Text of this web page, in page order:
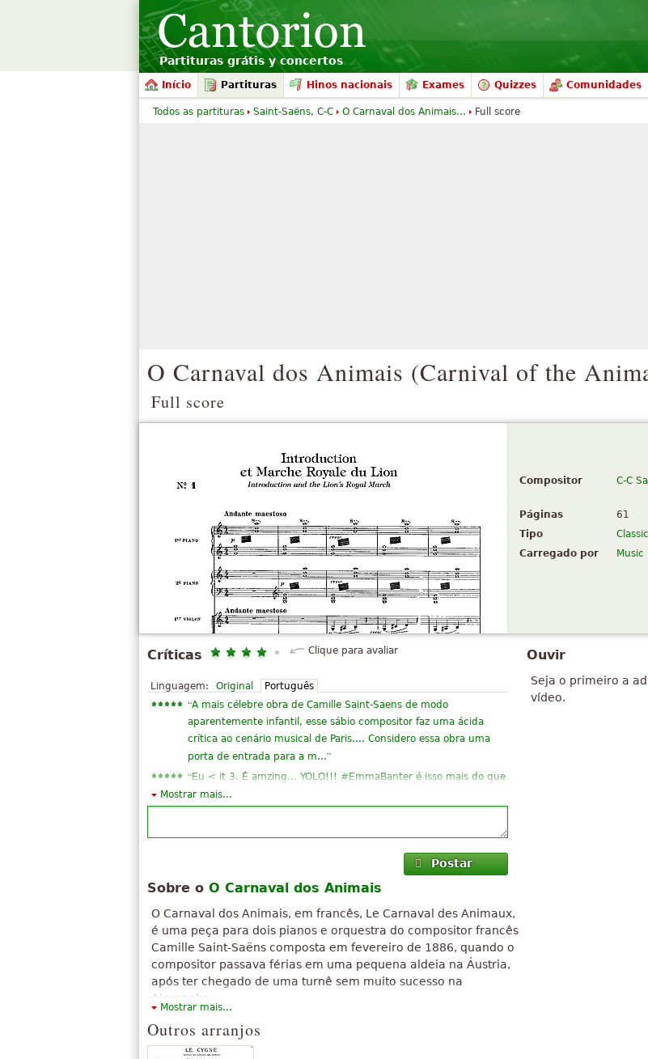
Partituras grátis y concertos
Início Partituras Hinos nacionais Exames Quizzes Comunidades
O Carnaval dos Animais (Carnival of the
Full score
Compositor C-C
Páginas 61
Tipo
Classic
Carregado por
Music
Ouvir
Seja o primeiro a
vídeo.
Críticas Clique para avaliar
Linguagem: Original Português
“A mais célebre obra de Camille Saint-Saens de modo
aparentemente infantil, esse sábio compositor faz uma ácida
crítica ao cenário musical de Paris.... Considero essa obra uma
porta de entrada para a m...”
“Eu < it 3. É amzing... YOLO!!! #EmmaBanter é isso mais do que
10 caracteres ainda? Claro que espero que sim. YOLO
”
Muito bom .... eu acho que o motivo mais conhecido é "O
Aquário" ... não é?”
Faça clique direito -> "salvar destino como". Ele funciona para
mim.”
“Eu não posso fazer o download da partitura!”
“Qualle instrumentos estão soando ”
“Muito demais”
“Trata-sa da pontuação muito agradável!
“mas você ainda pode baixar?
Mostrar mais...
Postar
Sobre o O Carnaval dos Animais
O Carnaval dos Animais, em francês, Le Carnaval des Animaux,
é uma peça para dois pianos e orquestra do compositor francês
Camille Saint-Saëns composta em fevereiro de 1886, quando o
compositor passava férias em uma pequena aldeia na Áustria,
após ter chegado de uma turnê sem muito sucesso na
Alemanha.
Attribution-ShareAlike. Faz uso de material contido em artigo do Wikipedia
O Carnaval dos Animais
Mostrar mais...
Outros arranjos
Todos as partituras Saint-Saëns, C-C O Carnaval dos Animais... Full score